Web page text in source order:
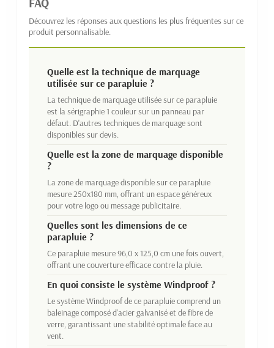
Découvrez les réponses aux questions les plus fréquentes sur ce
produit personnalisable.
Quelle est la technique de marquage
utilisée sur ce parapluie ?
La technique de marquage utilisée sur ce parapluie
est la sérigraphie 1 couleur sur un panneau par
défaut. D'autres techniques de marquage sont
disponibles sur devis.
Quelle est la zone de marquage disponible
?
La zone de marquage disponible sur ce parapluie
mesure 250x180 mm, offrant un espace généreux
pour votre logo ou message publicitaire.
Quelles sont les dimensions de ce
parapluie ?
Ce parapluie mesure 96,0 x 125,0 cm une fois ouvert,
offrant une couverture efficace contre la pluie.
En quoi consiste le système Windproof ?
Le système Windproof de ce parapluie comprend un
baleinage composé d'acier galvanisé et de fibre de
verre, garantissant une stabilité optimale face au
vent.